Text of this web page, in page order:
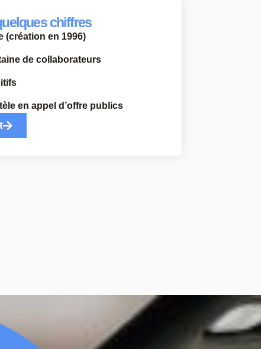
chiffres
(création en 1996)
de collaborateurs
en appel d’offre publics